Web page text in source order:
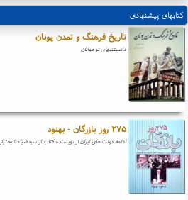
کتابهای پیشنهادی
تاریخ فرهنگ و تمدن یونان
دانستنیهای نوجوانان
۲۷۵ روز بازرگان - بهنود
ادامه دولت های ایران از نویسنده کتاب از سیدضیاء تا بختیار